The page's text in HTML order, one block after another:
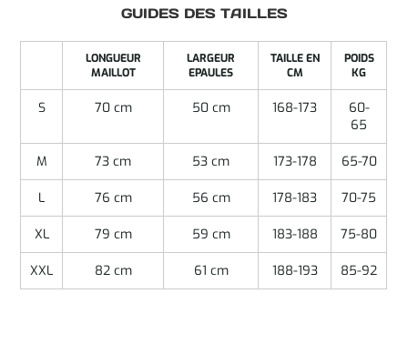
GUIDES DES TAILLES
LONGUEUR
MAILLOT
LARGEUR
EPAULES
TAILLE EN
CM
POIDS
KG
S 70 cm 50 cm 168-173
60-
65
M 73 cm 53 cm 173-178 65-70
L 76 cm 56 cm 178-183 70-75
XL 79 cm 59 cm 183-188 75-80
XXL 82 cm 61 cm 188-193 85-92